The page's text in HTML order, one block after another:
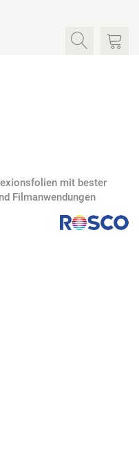
mit bester
Filmanwendungen